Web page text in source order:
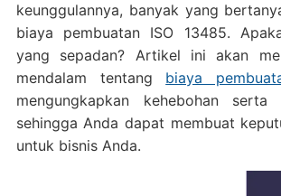
keunggulannya, banyak yang
biaya pembuatan ISO 13485.
yang sepadan? Artikel ini akan
mendalam tentang biaya
mengungkapkan kehebohan serta
sehingga Anda dapat membuat
untuk bisnis Anda.